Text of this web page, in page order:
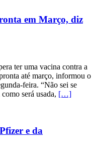
em Março, diz
ter uma vacina contra a
até março, informou o
feira. “Não sei se
será usada, […]
e da